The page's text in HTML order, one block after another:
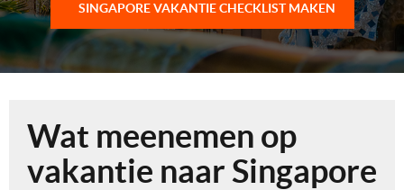
SINGAPORE VAKANTIE CHECKLIST MAKEN
Wat meenemen op
vakantie naar Singapore